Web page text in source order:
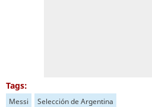
Tags:
Messi Selección de Argentina